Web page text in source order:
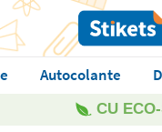
Autocolante
CU